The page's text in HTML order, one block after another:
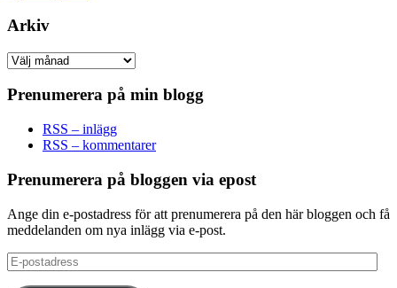
Arkiv
Arkiv
Prenumerera på min blogg
RSS – inlägg
RSS – kommentarer
Prenumerera på bloggen via epost
Ange din e-postadress för att prenumerera på den här bloggen och få
meddelanden om nya inlägg via e-post.
E-
postadress